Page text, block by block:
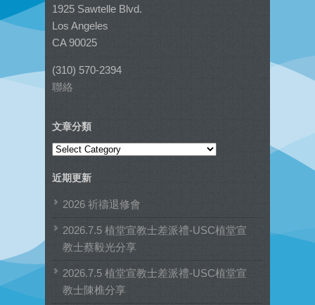
1925 Sawtelle Blvd.
Los Angeles
CA 90025
(310) 570-2394
聯絡
文章分類
文
分
類
近期更新
2026 祈禱退修會
2026.7.5 植堂宣教士差派禮-USC植堂宣
教士蔡毅光分享
2026.7.5 植堂宣教士差派禮-USC植堂宣
教士陳樵分享